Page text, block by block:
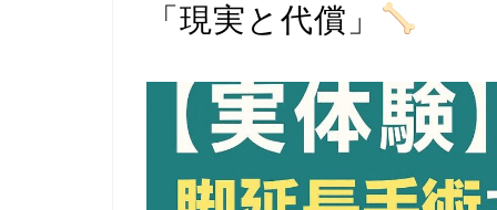
「現実と代償」